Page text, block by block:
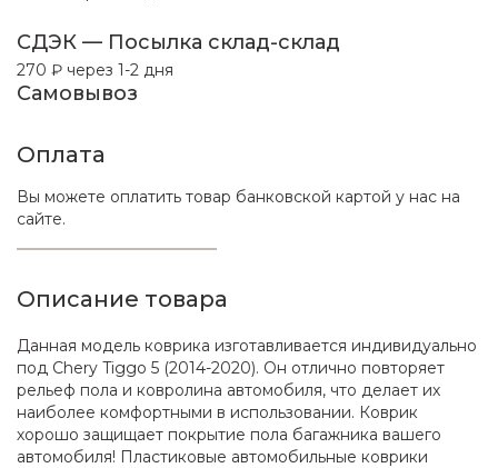
СДЭК — Посылка склад-склад
270 ₽ через 1-2 дня
Самовывоз
Оплата
Вы можете оплатить товар банковской картой у нас на
сайте.
Описание товара
Данная модель коврика изготавливается индивидуально
под Chery Tiggo 5 (2014-2020). Он отлично повторяет
рельеф пола и ковролина автомобиля, что делает их
наиболее комфортными в использовании. Коврик
хорошо защищает покрытие пола багажника вашего
автомобиля! Пластиковые автомобильные коврики